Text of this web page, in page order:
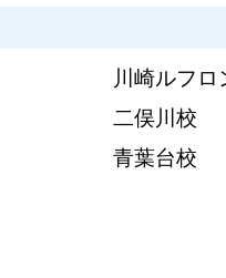
川崎ルフロ
二俣川校
青葉台校